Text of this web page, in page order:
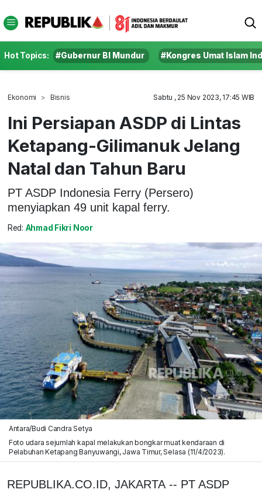
Hot Topics: #Gubernur BI Mundur #Kongres Umat Islam
Ekonomi Bisnis Sabtu , 25 Nov 2023, 17:45 WIB
Ini Persiapan ASDP di Lintas
Ketapang-Gilimanuk Jelang
Natal dan Tahun Baru
PT ASDP Indonesia Ferry (Persero)
menyiapkan 49 unit kapal ferry.
Red: Ahmad Fikri Noor
Antara/Budi Candra Setya
Foto udara sejumlah kapal melakukan bongkar muat kendaraan di
Pelabuhan Ketapang Banyuwangi, Jawa Timur, Selasa (11/4/2023).
REPUBLIKA.CO.ID, JAKARTA -- PT ASDP